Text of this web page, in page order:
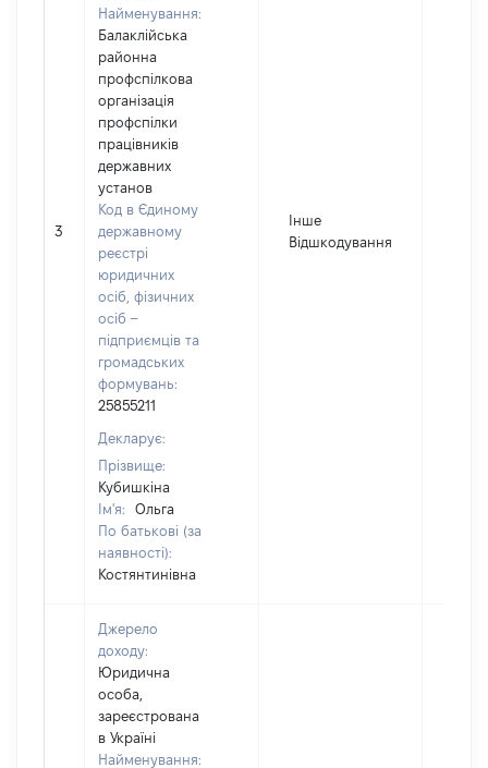
3
Найменування:
Балаклійська
районна
профспілкова
організація
профспілки
працівників
державних
установ
Код в Єдиному
державному
реєстрі
юридичних
осіб, фізичних
осіб –
підприємців та
громадських
формувань:
25855211
Декларує:
Прізвище:
Кубишкіна
Ім'я:
Ольга
По батькові (за
наявності):
Костянтинівна
Інше
Відшкодування
Джерело
доходу:
Юридична
особа,
зареєстрована
в Україні
Найменування: